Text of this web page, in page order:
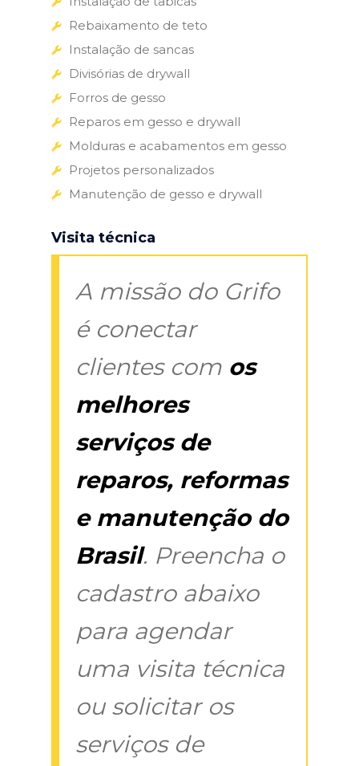
Rebaixamento de teto
Instalação de sancas
Divisórias de drywall
Forros de gesso
Reparos em gesso e drywall
Molduras e acabamentos em gesso
Projetos personalizados
Manutenção de gesso e drywall
Visita técnica
A missão do Grifo
é conectar
clientes com os
melhores
serviços de
reparos, reformas
e manutenção do
Brasil. Preencha o
cadastro abaixo
para agendar
uma visita técnica
ou solicitar os
serviços de